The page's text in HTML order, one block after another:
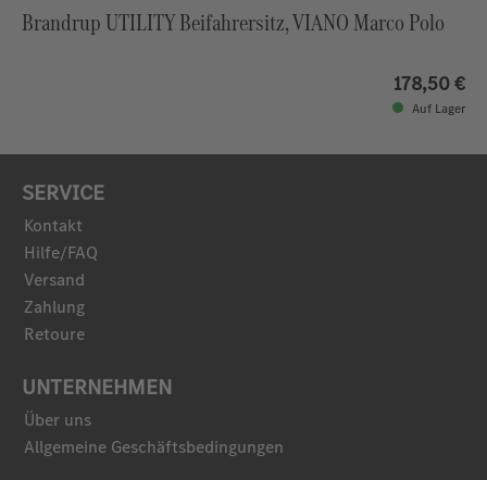
Brandrup UTILITY Beifahrersitz, VIANO Marco Polo
178,50 €
Auf Lager
SERVICE
Kontakt
Hilfe/FAQ
Versand
Zahlung
Retoure
UNTERNEHMEN
Über uns
Allgemeine Geschäftsbedingungen